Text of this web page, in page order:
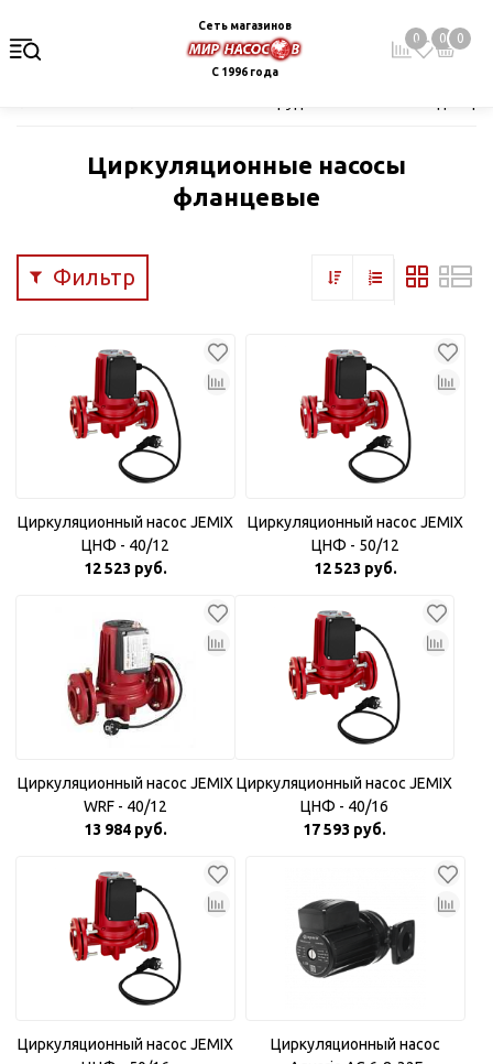
Сеть магазинов
С 1996 года
0 0 0
Циркуляционные насосы
фланцевые
Фильтр
Циркуляционный насос JEMIX
ЦНФ - 40/12
12 523 руб.
Циркуляционный насос JEMIX
ЦНФ - 50/12
12 523 руб.
Циркуляционный насос JEMIX
WRF - 40/12
13 984 руб.
Циркуляционный насос JEMIX
ЦНФ - 40/16
17 593 руб.
Циркуляционный насос JEMIX
Циркуляционный насос